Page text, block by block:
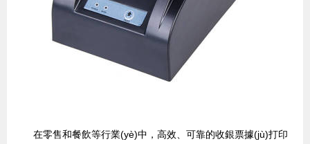
在零售和餐飲等行業(yè)中，高效、可靠的收銀票據(jù)打印